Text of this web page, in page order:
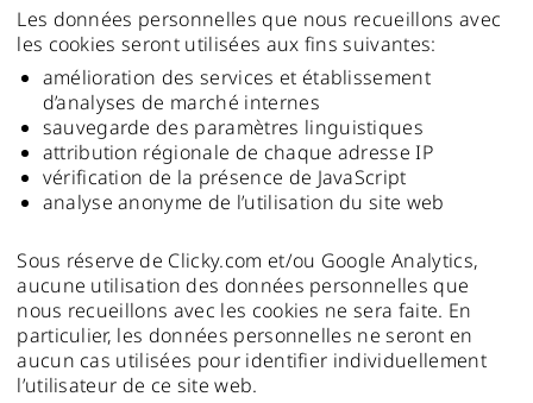
Les données personnelles que nous recueillons avec
les cookies seront utilisées aux fins suivantes:
amélioration des services et établissement
d’analyses de marché internes
sauvegarde des paramètres linguistiques
attribution régionale de chaque adresse IP
vérification de la présence de JavaScript
analyse anonyme de l’utilisation du site web
Sous réserve de Clicky.com et/ou Google Analytics,
aucune utilisation des données personnelles que
nous recueillons avec les cookies ne sera faite. En
particulier, les données personnelles ne seront en
aucun cas utilisées pour identifier individuellement
l’utilisateur de ce site web.